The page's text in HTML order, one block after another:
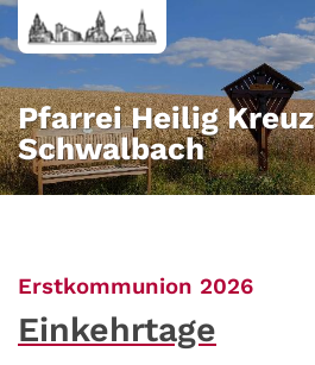
Zum Inhalt springen
Pfarrei Heilig Kreuz
Schwalbach
Erstkommunion 2026:
Einkehrtage